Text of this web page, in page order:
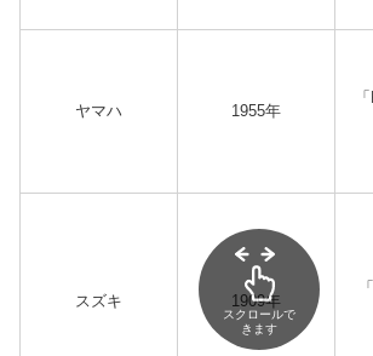
ヤマハ 1955年
スズキ 1909年
スクロールで
きます